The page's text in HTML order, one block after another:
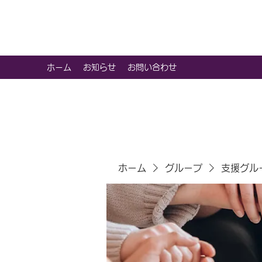
ホーム お知らせ お問い合わせ
ホーム グループ 支援グル